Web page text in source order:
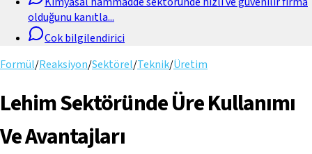
olduğunu kanıtla...
Cok bilgilendirici
Formül/Reaksiyon/Sektörel/Teknik/Üretim
Lehim Sektöründe Üre Kullanımı
Ve Avantajları